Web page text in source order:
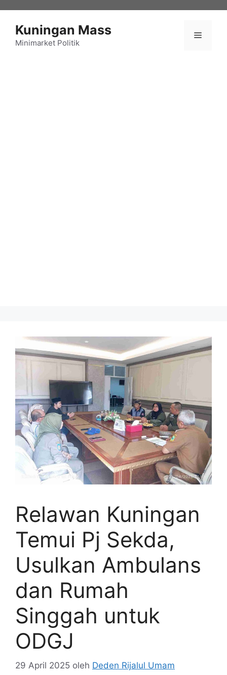
Kuningan Mass
Minimarket Politik
Menu
Relawan Kuningan
Temui Pj Sekda,
Usulkan Ambulans
dan Rumah
Singgah untuk
ODGJ
29 April 2025 oleh Deden Rijalul Umam